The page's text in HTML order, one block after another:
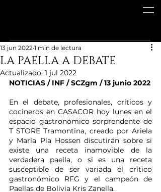
LA PAELLA A DEBATE
13 jun 2022 1 min de lectura
Actualizado: 1 jul 2022
NOTICIAS / INF / SCZgm / 13 junio 2022
En el debate, profesionales, críticos y
cocineros en CASACOR hoy lunes en el
espacio gastronómico sorprendente de
T STORE Tramontina, creado por Ariela
y María Pía Hossen discutirán sobre si
existe una receta inamovible de la
verdadera paella, o si es una receta
susceptible de ser variada el crítico
gastronómico RFG y el campeón de
Paellas de Bolivia Kris Zanella.